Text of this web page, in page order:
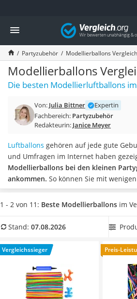
Die beliebtesten Vergleiche nach Kategorie
Freizeit & Sport
Gartentrampolin
Trampolin
Metalldetektor
Eufab-Fahrradträger
Trampolin 366 cm
Aluminium-Koffer
Futterboot
E-Bike-Dreirad
Trekkingschuhe Herren
Reisetasche mit Rollen
Klimmzugstation
Koffer
Nachtsichtgerät
Handgepäck-Koffer
Wanderschuhe Herren
Sicherheitsweste Reiten
Vergleich
Partyzubehör Modellierballons
Modellierballons
Die besten Modellierluftballons
Von: Julia Bittner
Expertin
Fachbereich: Partyzubehör
Redakteurin: Janice Meyer
Luftballons gehören auf jede gute
und Umfragen im Internet haben
Modellierballons bei den kleinen
ankommen. So können Sie mit
Lieblingstiere der Kinder formen und
Freude bereiten.Wählen Sie jetzt
damit Sie die Ballons
nicht mühsam
besonders das Modell
Aungkwang
Eigenschaften.
1 - 2 von 11: Beste Modellierballons im
Stand: 07.08.2026
Vergleichssieger Preis-